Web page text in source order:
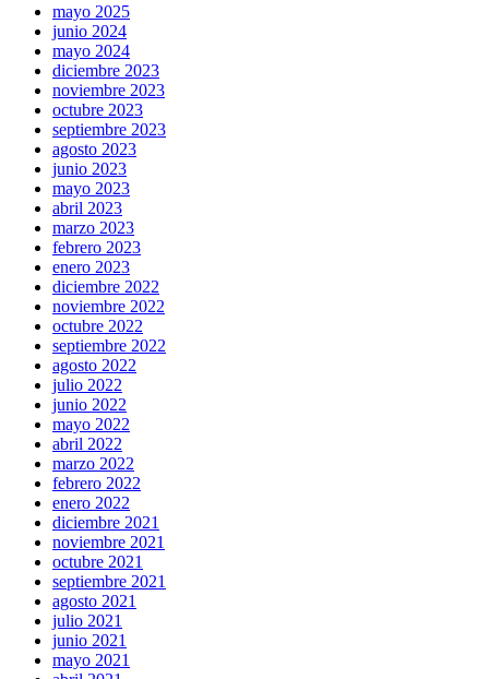
mayo 2025
junio 2024
mayo 2024
diciembre 2023
noviembre 2023
octubre 2023
septiembre 2023
agosto 2023
junio 2023
mayo 2023
abril 2023
marzo 2023
febrero 2023
enero 2023
diciembre 2022
noviembre 2022
octubre 2022
septiembre 2022
agosto 2022
julio 2022
junio 2022
mayo 2022
abril 2022
marzo 2022
febrero 2022
enero 2022
diciembre 2021
noviembre 2021
octubre 2021
septiembre 2021
agosto 2021
julio 2021
junio 2021
mayo 2021